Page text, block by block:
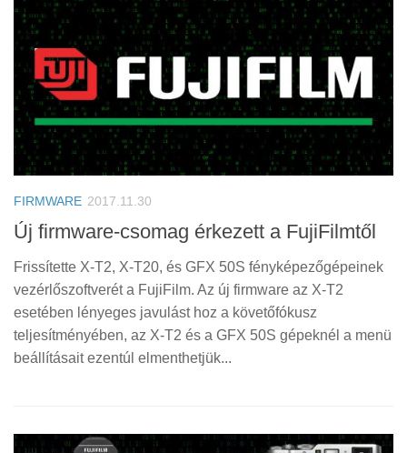
FIRMWARE 2017.11.30
Új firmware-csomag érkezett a FujiFilmtől
Frissítette X-T2, X-T20, és GFX 50S fényképezőgépeinek
vezérlőszoftverét a FujiFilm. Az új firmware az X-T2
esetében lényeges javulást hoz a követőfókusz
teljesítményében, az X-T2 és a GFX 50S gépeknél a menü
beállításait ezentúl elmenthetjük...